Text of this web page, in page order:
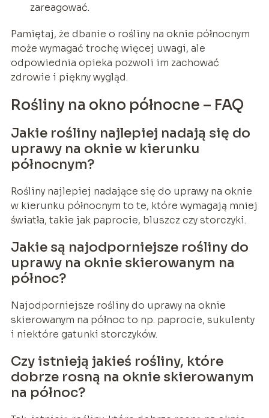
zareagować.
Pamiętaj, że dbanie o rośliny na oknie północnym
może wymagać trochę więcej uwagi, ale
odpowiednia opieka pozwoli im zachować
zdrowie i piękny wygląd.
Rośliny na okno północne – FAQ
Jakie rośliny najlepiej nadają się do
uprawy na oknie w kierunku
północnym?
Rośliny najlepiej nadające się do uprawy na oknie
w kierunku północnym to te, które wymagają mniej
światła, takie jak paprocie, bluszcz czy storczyki.
Jakie są najodporniejsze rośliny do
uprawy na oknie skierowanym na
północ?
Najodporniejsze rośliny do uprawy na oknie
skierowanym na północ to np. paprocie, sukulenty
i niektóre gatunki storczyków.
Czy istnieją jakieś rośliny, które
dobrze rosną na oknie skierowanym
na północ?